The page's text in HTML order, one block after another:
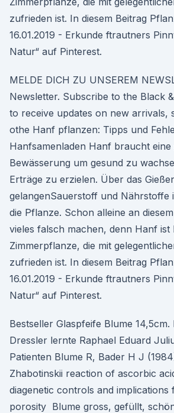
zufrieden ist. In diesem Beitrag
16.01.2019 - Erkunde ftrautners
Natur“ auf Pinterest.
MELDE DICH ZU UNSEREM
Newsletter. Subscribe to the Black
to receive updates on new arrivals,
othe Hanf pflanzen: Tipps und
Hanfsamenladen Hanf braucht eine
Bewässerung um gesund zu
Erträge zu erzielen. Über das
gelangenSauerstoff und Nährstoffe
die Pflanze. Schon alleine an
vieles falsch machen, denn Hanf ist
Zimmerpflanze, die mit
zufrieden ist. In diesem Beitrag
16.01.2019 - Erkunde ftrautners
Natur“ auf Pinterest.
Bestseller Glaspfeife Blume
Dressler lernte Raphael Eduard
Patienten Blume R, Bader H J
Zhabotinskii reaction of ascorbic
diagenetic controls and implications
porosity Blume gross, gefüllt,